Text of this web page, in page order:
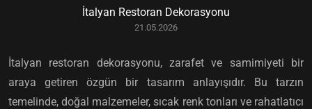
İtalyan Restoran Dekorasyonu
21.05.2026
İtalyan restoran dekorasyonu, zarafet ve samimiyeti bir
araya getiren özgün bir tasarım anlayışıdır. Bu tarzın
temelinde, doğal malzemeler, sıcak renk tonları ve rahatlatıcı